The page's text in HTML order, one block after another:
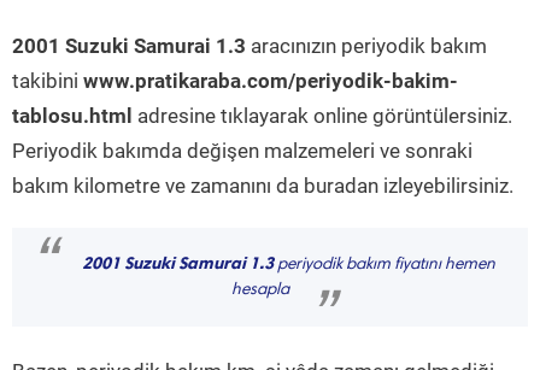
2001 Suzuki Samurai 1.3 aracınızın periyodik bakım
takibini www.pratikaraba.com/periyodik-bakim-
tablosu.html adresine tıklayarak online görüntülersiniz.
Periyodik bakımda değişen malzemeleri ve sonraki
bakım kilometre ve zamanını da buradan izleyebilirsiniz.
“ 2001 Suzuki Samurai 1.3periyodik bakım fiyatını hemen
hesapla
”